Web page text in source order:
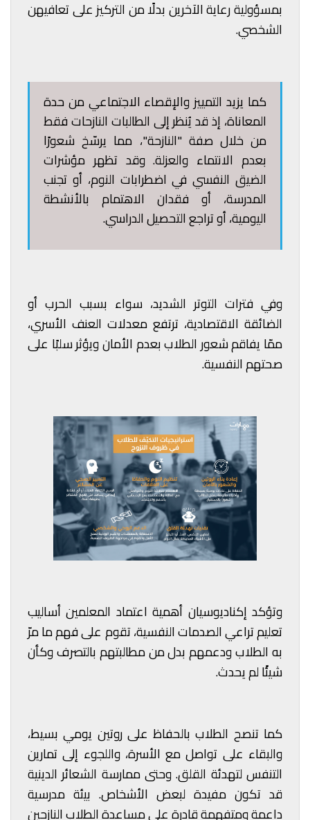
بمسؤولية رعاية الآخرين بدلًا من التركيز على تعافيهن
الشخصي.
كما يزيد التمييز والإقصاء الاجتماعي من حدة
المعاناة، إذ قد يُنظر إلى الطالبات النازحات فقط
من خلال صفة "النازحة"، مما يرسّخ شعورًا
بعدم الانتماء والعزلة. وقد تظهر مؤشرات
الضيق النفسي في اضطرابات النوم، أو تجنب
المدرسة، أو فقدان الاهتمام بالأنشطة
اليومية، أو تراجع التحصيل الدراسي.
وفي فترات التوتر الشديد، سواء بسبب الحرب أو
الضائقة الاقتصادية، ترتفع معدلات العنف الأسري،
ممّا يفاقم شعور الطلاب بعدم الأمان ويؤثر سلبًا على
صحتهم النفسية.
وتؤكد إكناديوسيان أهمية اعتماد المعلمين أساليب
تعليم تراعي الصدمات النفسية، تقوم على فهم ما مرّ
به الطلاب ودعمهم بدل من مطالبتهم بالتصرف وكأن
شيئًا لم يحدث.
كما تنصح الطلاب بالحفاظ على روتين يومي بسيط،
والبقاء على تواصل مع الأسرة، واللجوء إلى تمارين
التنفس لتهدئة القلق. وحتى ممارسة الشعائر الدينية
قد تكون مفيدة لبعض الأشخاص. بيئة مدرسية
داعمة ومتفهمة قادرة على مساعدة الطلاب النازحين